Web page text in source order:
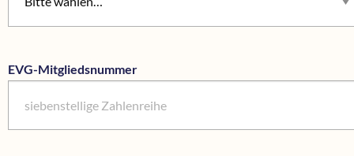
EVG-Mitgliedsnummer